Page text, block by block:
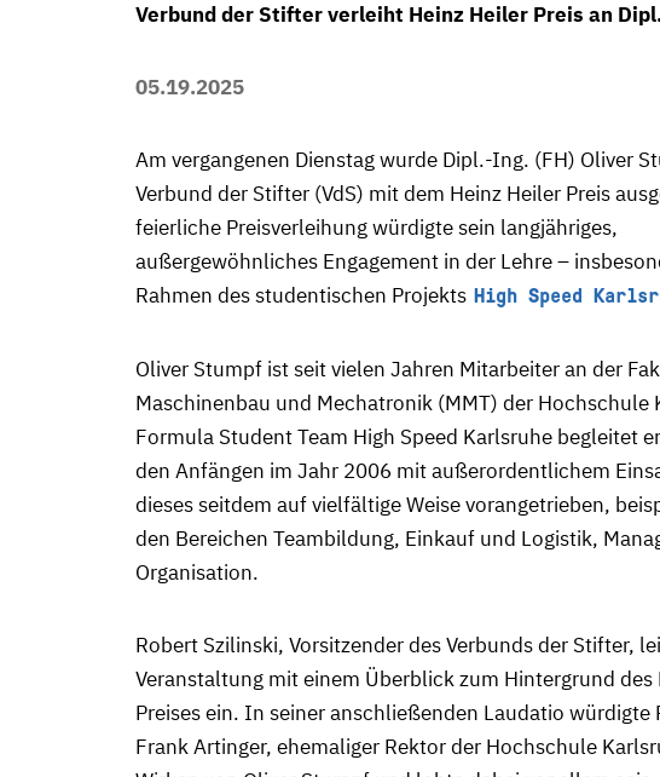
Verbund der Stifter verleiht Heinz Heiler Preis an
05.19.2025
Am vergangenen Dienstag wurde Dipl.-Ing. (FH) Oliver
Verbund der Stifter (VdS) mit dem Heinz Heiler Preis
feierliche Preisverleihung würdigte sein langjähriges,
außergewöhnliches Engagement in der Lehre –
Rahmen des studentischen Projekts High Speed
Oliver Stumpf ist seit vielen Jahren Mitarbeiter an der
Maschinenbau und Mechatronik (MMT) der Hochschule
Formula Student Team High Speed Karlsruhe begleitet
den Anfängen im Jahr 2006 mit außerordentlichem
dieses seitdem auf vielfältige Weise vorangetrieben,
den Bereichen Teambildung, Einkauf und Logistik,
Organisation.
Robert Szilinski, Vorsitzender des Verbunds der Stifter,
Veranstaltung mit einem Überblick zum Hintergrund des
Preises ein. In seiner anschließenden Laudatio würdigte
Frank Artinger, ehemaliger Rektor der Hochschule